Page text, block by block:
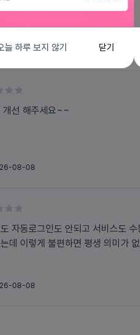
개선 해주세요~~
08-08
자동로그인도 안되고 서비스도
데 이렇게 불편하면 평생 의미가
08-08
늘 하루 보지 않기 닫기